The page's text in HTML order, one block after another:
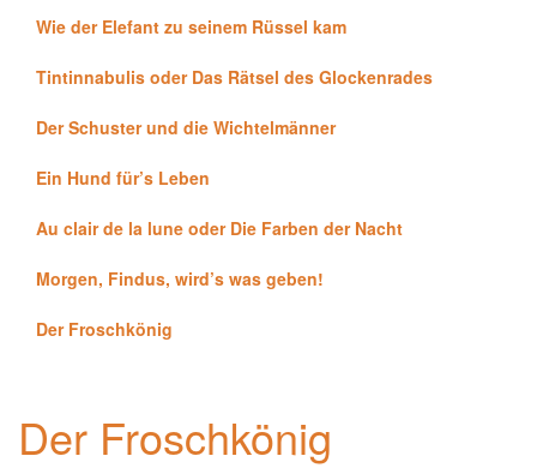
Wie der Elefant zu seinem Rüssel kam
Tintinnabulis oder Das Rätsel des Glockenrades
Der Schuster und die Wichtelmänner
Ein Hund für’s Leben
Au clair de la lune oder Die Farben der Nacht
Morgen, Findus, wird’s was geben!
Der Froschkönig
Der Froschkönig